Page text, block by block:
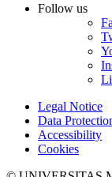
Follow us
Legal Notice
Data
Accessibility
Cookies